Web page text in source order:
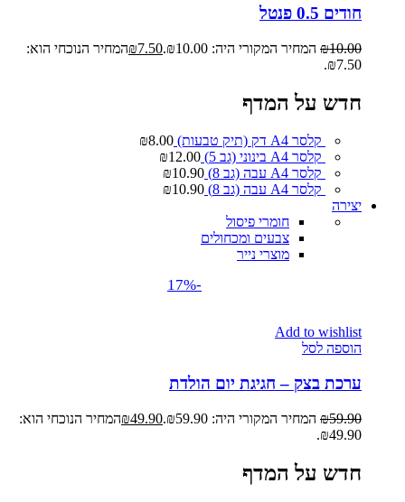
חודים 0.5 פנטל
₪10.00 המחיר המקורי היה: ₪10.00. ₪7.50
המחיר הנוכחי הוא:
₪7.50.
חדש על המדף
קלסר A4 דק (תיק טבעות) ₪8.00
קלסר A4 בינוני (גב 5)
₪12.00
קלסר A4 עבה (גב 8)
₪10.90
קלסר A4 עבה (גב 8)
₪10.90
יצירה
חומרי פיסול
צבעים ומכחולים
מוצרי נייר
-17%
Add to wishlist
הוספה לסל
ערכת בצק – חגיגת יום הולדת
₪59.90 המחיר המקורי היה: ₪59.90. ₪49.90
המחיר הנוכחי הוא:
₪49.90.
חדש על המדף